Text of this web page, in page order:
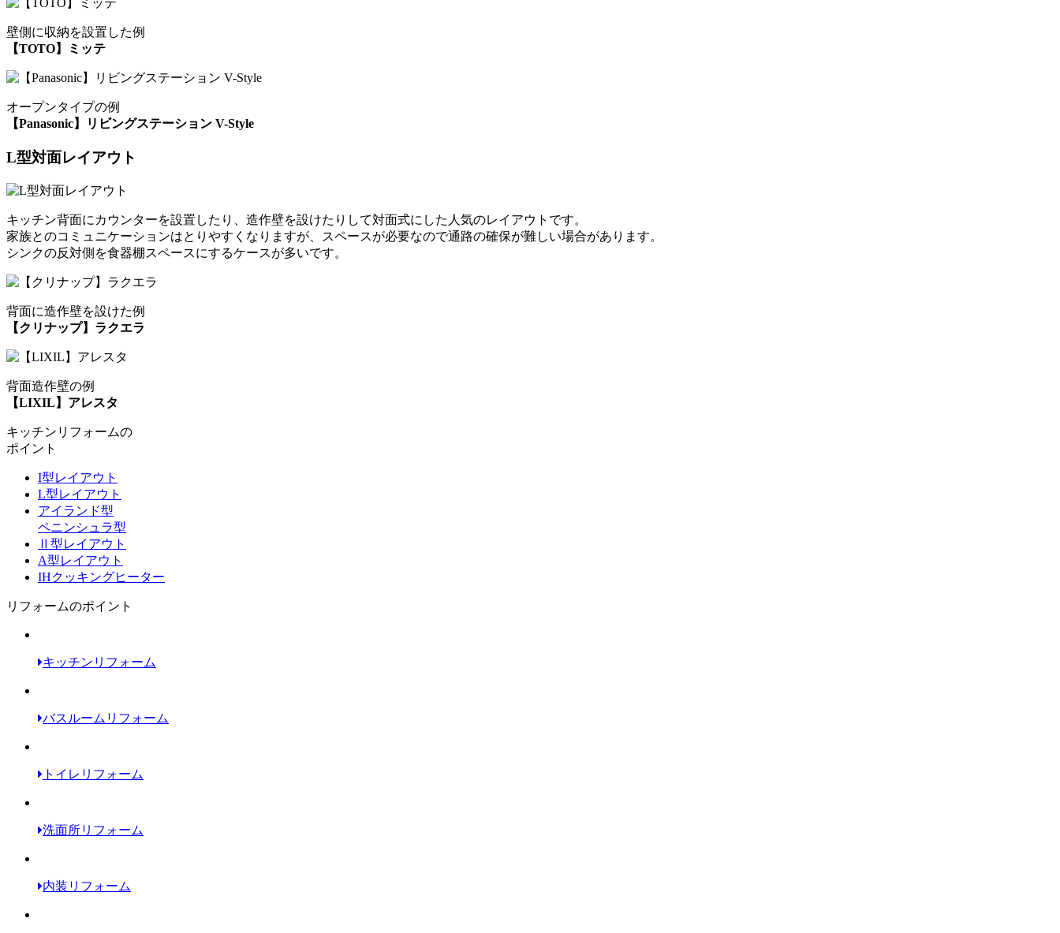
壁側に収納を設置した例
【TOTO】ミッテ
オープンタイプの例
【Panasonic】リビングステーション V-Style
L型対面レイアウト
キッチン背面にカウンターを設置したり、造作壁を設けたりして対面式にした人気のレイアウトです。
家族とのコミュニケーションはとりやすくなりますが、スペースが必要なので通路の確保が難しい場合があります。
シンクの反対側を食器棚スペースにするケースが多いです。
背面に造作壁を設けた例
【クリナップ】ラクエラ
背面造作壁の例
【LIXIL】アレスタ
キッチンリフォームの
ポイント
I型レイアウト
L型レイアウト
アイランド型
ペニンシュラ型
Ⅱ型レイアウト
A型レイアウト
IHクッキングヒーター
リフォームのポイント
キッチンリフォーム
バスルームリフォーム
トイレリフォーム
洗面所リフォーム
内装リフォーム